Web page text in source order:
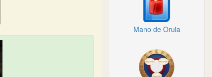
Mano de Orula